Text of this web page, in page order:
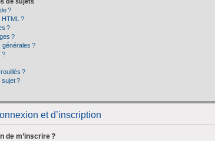
?
HTML ?
?
?
générales ?
?
?
?
et d’inscription
de m’inscrire ?